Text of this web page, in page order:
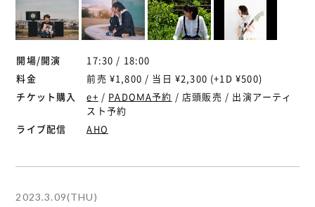
開場/開演
17:30 / 18:00
料金
前売 ¥1,800 / 当日 ¥2,300 (+1D ¥500)
チケット購入
e+ / PADOMA予約 / 店頭販売 / 出演アーティ
スト予約
ライブ配信
AHO
2023.3.09(THU)